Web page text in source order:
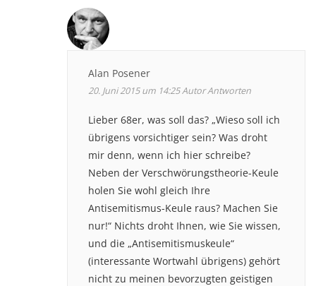
Alan Posener
20. Juni 2015 um 14:25AutorAntworten
Lieber 68er, was soll das? „Wieso soll ich
übrigens vorsichtiger sein? Was droht
mir denn, wenn ich hier schreibe?
Neben der Verschwörungstheorie-Keule
holen Sie wohl gleich Ihre
Antisemitismus-Keule raus? Machen Sie
nur!“ Nichts droht Ihnen, wie Sie wissen,
und die „Antisemitismuskeule“
(interessante Wortwahl übrigens) gehört
nicht zu meinen bevorzugten geistigen